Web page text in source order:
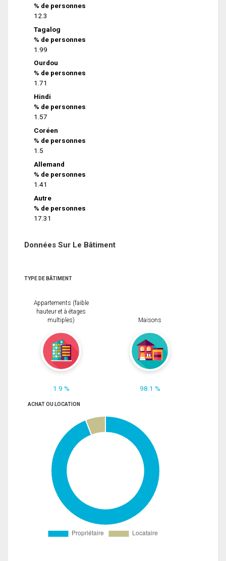
% de personnes
12.3
Tagalog
% de personnes
1.99
Ourdou
% de personnes
1.71
Hindi
% de personnes
1.57
Coréen
% de personnes
1.5
Allemand
% de personnes
1.41
Autre
% de personnes
17.31
Données Sur Le Bâtiment
TYPE DE BÂTIMENT
Appartements (faible
hauteur et à étages
multiples)
1.9 %
Maisons
98.1 %
ACHAT OU LOCATION